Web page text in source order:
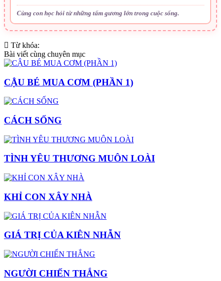
Cùng con học hỏi từ những tấm gương lớn trong cuộc sống.
Từ khóa:
Bài viết cùng chuyên mục
CẬU BÉ MUA CƠM (PHẦN 1)
CÁCH SỐNG
TÌNH YÊU THƯƠNG MUÔN LOÀI
KHỈ CON XÂY NHÀ
GIÁ TRỊ CỦA KIÊN NHẪN
NGƯỜI CHIẾN THẮNG